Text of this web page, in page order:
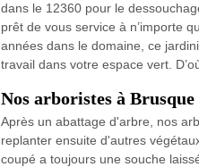
dans le 12360 pour le
prêt de vous service à n’importe
années dans le domaine, ce
travail dans votre espace vert.
Nos arboristes à
Après un abattage d'arbre, nos
replanter ensuite d'autres
coupé a toujours une souche